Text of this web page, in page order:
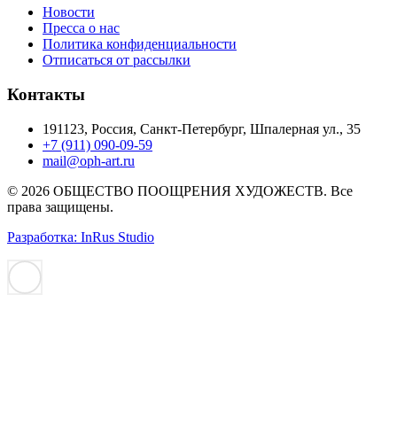
Новости
Пресса о нас
Политика конфиденциальности
Отписаться от рассылки
Контакты
191123, Россия, Санкт-Петербург, Шпалерная ул., 35
+7 (911) 090-09-59
mail@oph-art.ru
© 2026 ОБЩЕСТВО ПООЩРЕНИЯ ХУДОЖЕСТВ. Все
права защищены.
Разработка: InRus Studio